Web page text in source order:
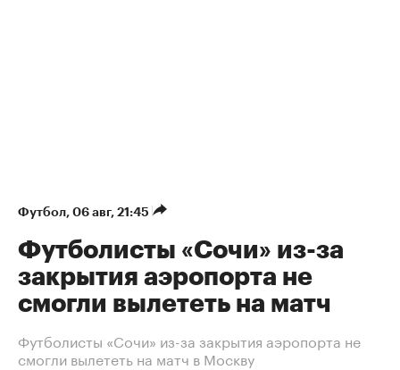
Футбол⁠, 06 авг, 21:45
Футболисты «Сочи» из-за
закрытия аэропорта не
смогли вылететь на матч
Футболисты «Сочи» из-за закрытия аэропорта не
смогли вылететь на матч в Москву